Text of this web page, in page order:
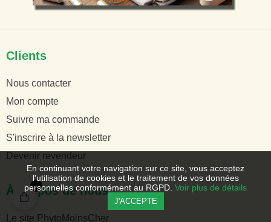
Clients
Nous contacter
Mon compte
Suivre ma commande
S'inscrire à la newsletter
Devenir revendeur
À propos de nous
Le site PhytoMoinsCher
En continuant votre navigation sur ce site, vous acceptez
l'utilisation de cookies et le traitement de vos données
personnelles conformément au RGPD. Voir plus de détails
J'ACCEPTE